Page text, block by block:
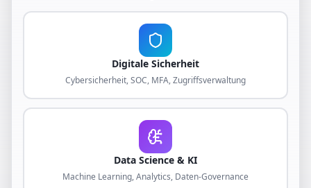
Digitale Sicherheit
Cybersicherheit, SOC, MFA, Zugriffsverwaltung
Data Science & KI
Machine Learning, Analytics, Daten-Governance